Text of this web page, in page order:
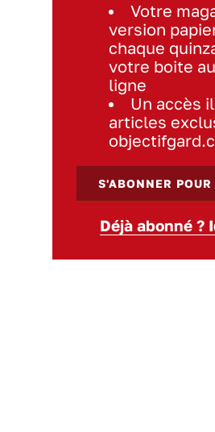
Votre
version
chaque
votre boite
ligne
Un accès
articles
S'ABONNER
Déjà abonné ?